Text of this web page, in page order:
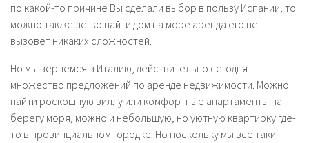
по какой-то причине Вы сделали выбор в пользу Испании, то
можно также легко найти дом на море аренда его не
вызовет никаких сложностей.
Но мы вернемся в Италию, действительно сегодня
множество предложений по аренде недвижимости. Можно
найти роскошную виллу или комфортные апартаменты на
берегу моря, можно и небольшую, но уютную квартирку где-
то в провинциальном городке. Но поскольку мы все таки